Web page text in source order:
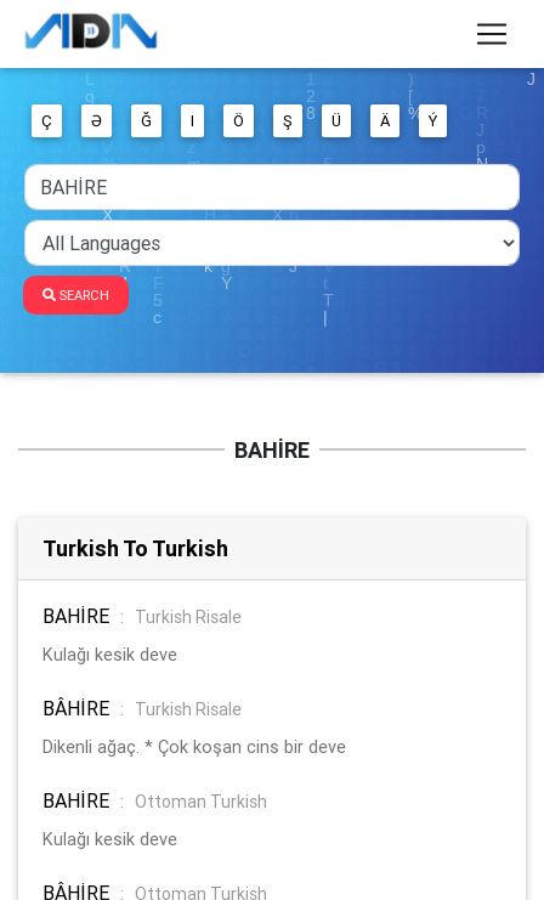
Ç Ə Ğ I Ö Ş Ü Ä Ý
SEARCH
BAHİRE
Turkish To Turkish
BAHİRE :
Turkish Risale
Kulağı kesik deve
BÂHİRE :
Turkish Risale
Dikenli ağaç. * Çok koşan cins bir deve
BAHİRE :
Ottoman Turkish
Kulağı kesik deve
BÂHİRE :
Ottoman Turkish